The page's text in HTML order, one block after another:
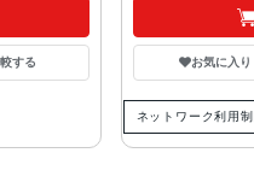
する お気に入り
ネットワーク利用制